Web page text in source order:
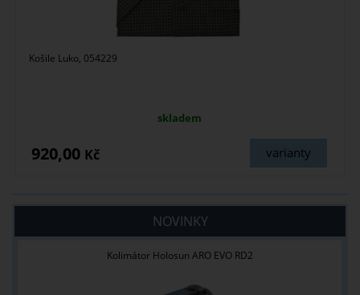
Košile Luko, 054229
skladem
varianty
920,00 Kč
NOVINKY
Kolimátor Holosun ARO EVO RD2